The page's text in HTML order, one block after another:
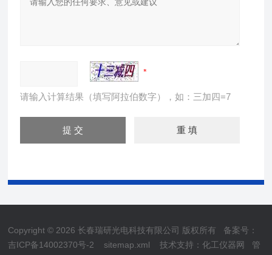
请输入计算结果（填写阿拉伯数字），如：三加四=7
Copyright © 2026 长春瑞研光电科技有限公司 版权所有 备案号：
吉ICP备14002370号-2
sitemap.xml 技术支持：化工仪器网
管